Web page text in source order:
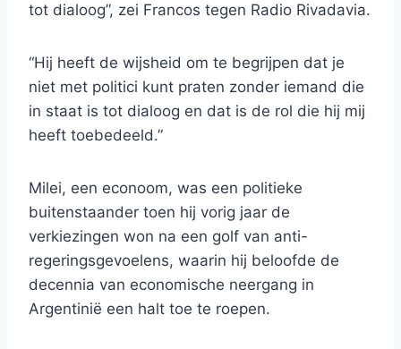
tot dialoog”, zei Francos tegen Radio Rivadavia.
“Hij heeft de wijsheid om te begrijpen dat je
niet met politici kunt praten zonder iemand die
in staat is tot dialoog en dat is de rol die hij mij
heeft toebedeeld.”
Milei, een econoom, was een politieke
buitenstaander toen hij vorig jaar de
verkiezingen won na een golf van anti-
regeringsgevoelens, waarin hij beloofde de
decennia van economische neergang in
Argentinië een halt toe te roepen.